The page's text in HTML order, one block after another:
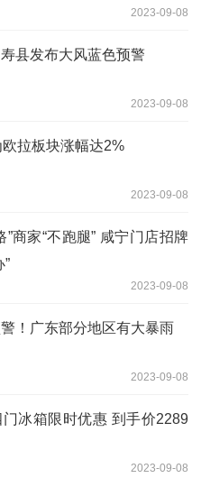
2023-09-08
县发布大风蓝色预警
2023-09-08
拉板块涨幅达2%
2023-09-08
”商家“不跑腿” 咸宁门店招牌
”
2023-09-08
！广东部分地区有大暴雨
2023-09-08
冰箱限时优惠 到手价2289
2023-09-08